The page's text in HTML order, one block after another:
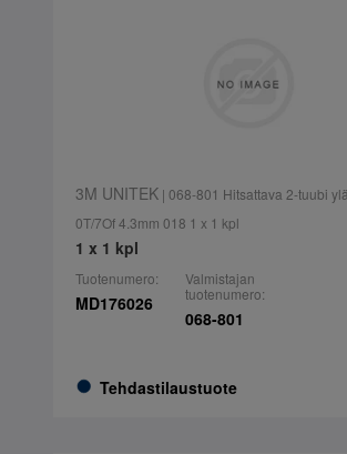
3M UNITEK| 068-801 Hitsattava 2-tuubi
0T/7Of 4.3mm 018 1 x 1 kpl
1 x 1 kpl
Tuotenumero:
MD176026
Tehdastilaustuote
Valmistajan
tuotenumero:
068-801